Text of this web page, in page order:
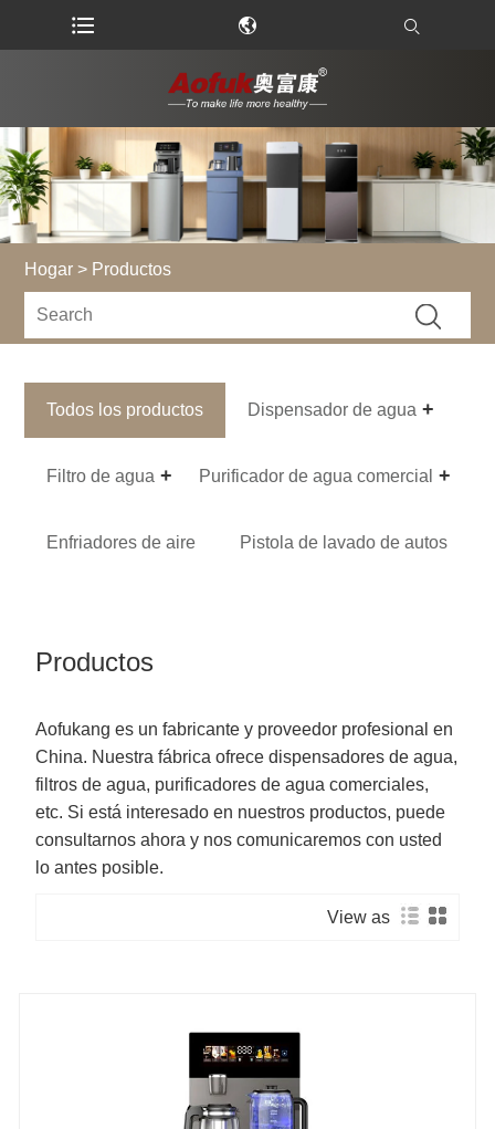
Hogar > Productos
Todos los productos Dispensador de agua
Filtro de agua Purificador de agua comercial
Enfriadores de aire Pistola de lavado de autos
Productos
Aofukang es un fabricante y proveedor profesional en
China. Nuestra fábrica ofrece dispensadores de agua,
filtros de agua, purificadores de agua comerciales,
etc. Si está interesado en nuestros productos, puede
consultarnos ahora y nos comunicaremos con usted
lo antes posible.
View as